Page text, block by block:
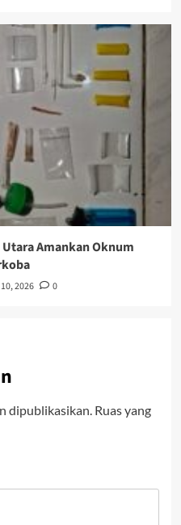
Amankan Oknum
2026 0
dipublikasikan. Ruas yang